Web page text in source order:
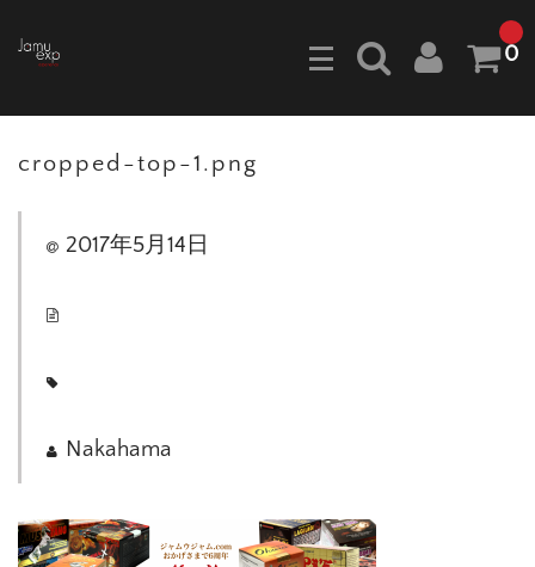
0
cropped-top-1.png
2017年5月14日
Nakahama